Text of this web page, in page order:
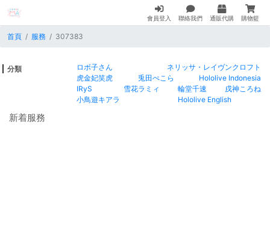
會員登入 聯絡我們 通販代購 購物籃
首頁 服務 307383
分類 ロボ子さん
ネリッサ・レイヴンクロフト
虎金妃笑虎
兎田ぺこら
Hololive Indonesia
IRyS
雪花ラミィ 輪堂千速
戌神ころね
小鳥遊キアラ
Hololive English
新着服務